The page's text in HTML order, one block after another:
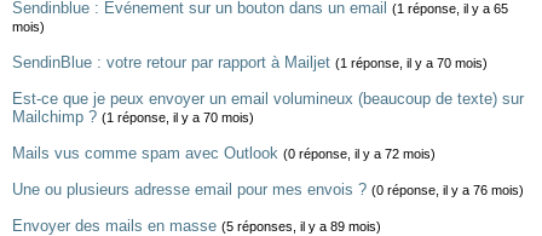
Sendinblue : Evénement sur un bouton dans un email
(1 réponse, il y a 65
mois)
SendinBlue : votre retour par rapport à Mailjet (1 réponse, il y a 70 mois)
Est-ce que je peux envoyer un email volumineux (beaucoup de texte) sur
Mailchimp ? (1 réponse, il y a 70 mois)
Mails vus comme spam avec Outlook (0 réponse, il y a 72 mois)
Une ou plusieurs adresse email pour mes envois ? (0 réponse, il y a 76 mois)
Envoyer des mails en masse (5 réponses, il y a 89 mois)